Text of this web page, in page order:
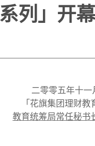
列」开
二零零五年十一
「花旗集团理财
教育统筹局常任秘书